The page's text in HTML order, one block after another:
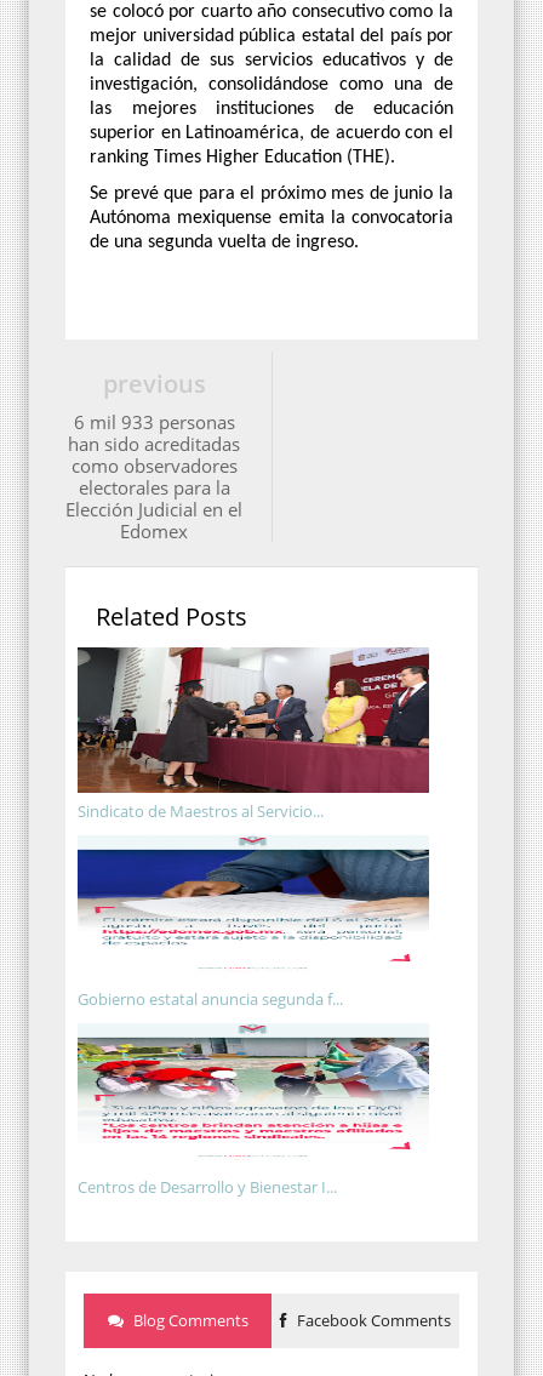
se colocó por cuarto año consecutivo como la
mejor universidad pública estatal del país por
la calidad de sus servicios educativos y de
investigación, consolidándose como una de
las mejores instituciones de educación
superior en Latinoamérica, de acuerdo con el
ranking Times Higher Education (THE).
Se prevé que para el próximo mes de junio la
Autónoma mexiquense emita la convocatoria
de una segunda vuelta de ingreso.
previous
6 mil 933 personas
han sido acreditadas
como observadores
electorales para la
Elección Judicial en el
Edomex
Related Posts
Sindicato de Maestros al Servicio...
Gobierno estatal anuncia segunda f...
Centros de Desarrollo y Bienestar I...
Blog Comments Facebook Comments